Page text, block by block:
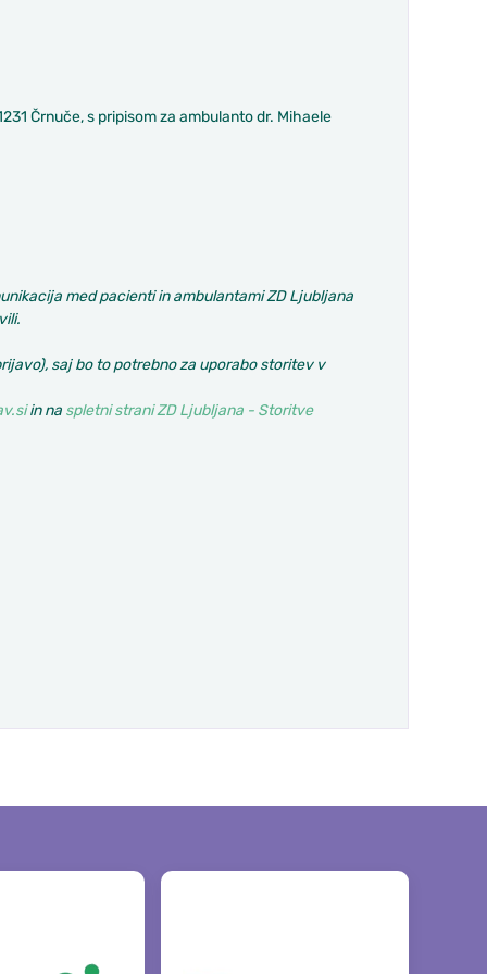
Črnuče, s pripisom za ambulanto dr. Mihaele
med pacienti in ambulantami ZD Ljubljana
saj bo to potrebno za uporabo storitev v
in na spletni strani ZD Ljubljana - Storitve